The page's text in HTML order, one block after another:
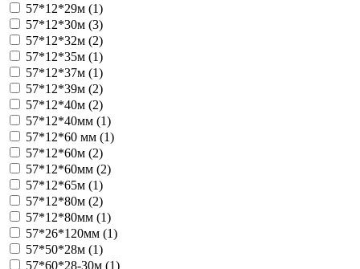
57*12*29м (1)
57*12*30м (3)
57*12*32м (2)
57*12*35м (1)
57*12*37м (1)
57*12*39м (2)
57*12*40м (2)
57*12*40мм (1)
57*12*60 мм (1)
57*12*60м (2)
57*12*60мм (2)
57*12*65м (1)
57*12*80м (2)
57*12*80мм (1)
57*26*120мм (1)
57*50*28м (1)
57*60*28-30м (1)